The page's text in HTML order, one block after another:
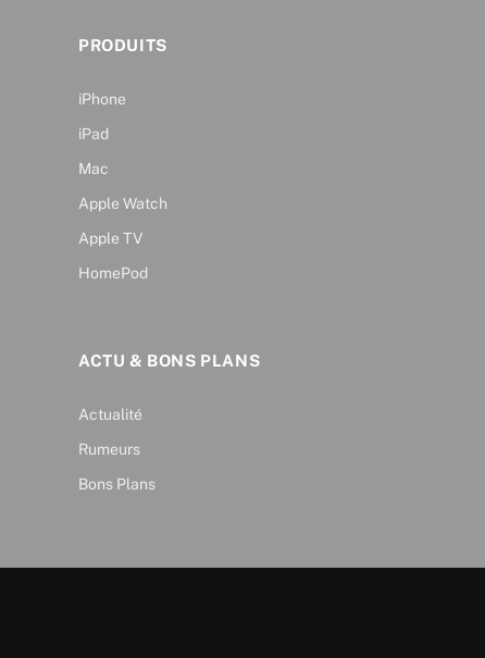
PRODUITS
iPhone
iPad
Mac
Apple Watch
Apple TV
HomePod
ACTU & BONS PLANS
Actualité
Rumeurs
Bons Plans